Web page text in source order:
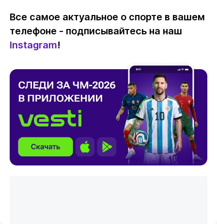
Все самое актуальное о спорте в вашем
телефоне - подписывайтесь на наш
Instagram!